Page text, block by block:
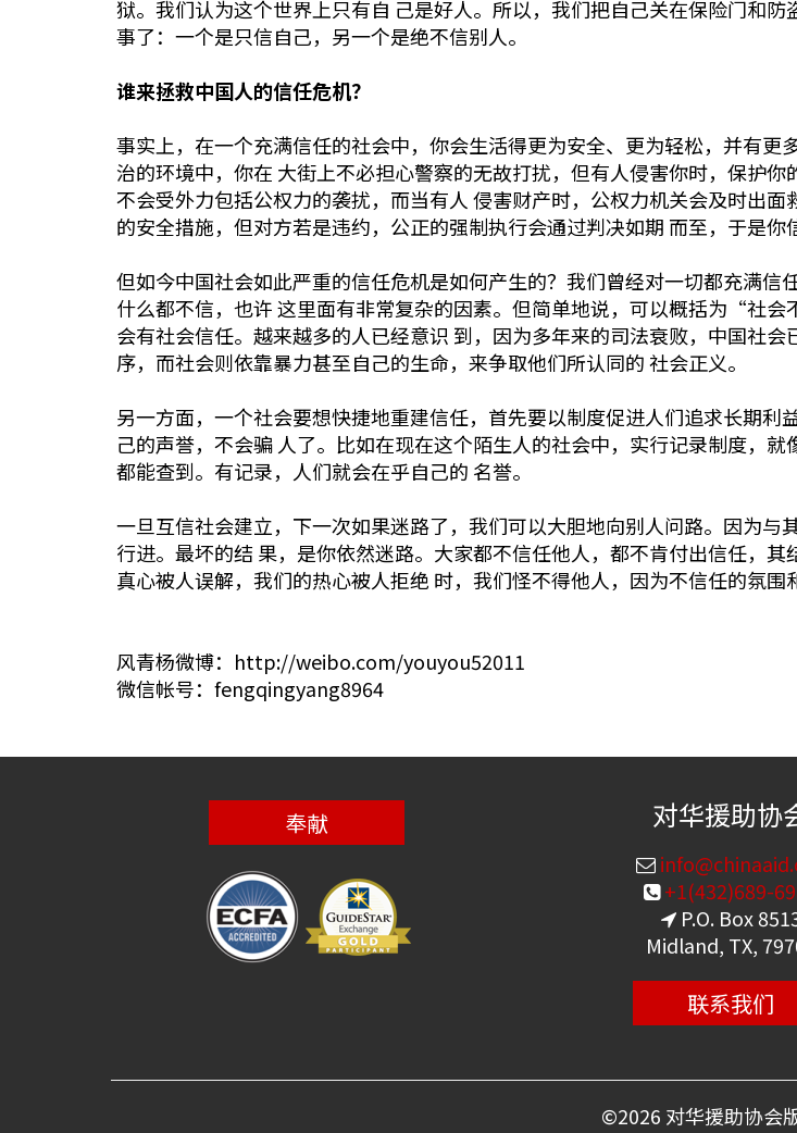
狱。我们认为这个世界上只有自 己是好人。所以，我们把自己关在保险门和
事了：一个是只信自己，另一个是绝不信别人。
谁来拯救中国人的信任危机？
事实上，在一个充满信任的社会中，你会生活得更为安全、更为轻松，并有
治的环境中，你在 大街上不必担心警察的无故打扰，但有人侵害你时，保护
不会受外力包括公权力的袭扰，而当有人 侵害财产时，公权力机关会及时出
的安全措施，但对方若是违约，公正的强制执行会通过判决如期 而至，于是你
但如今中国社会如此严重的信任危机是如何产生的？我们曾经对一切都充满
什么都不信，也许 这里面有非常复杂的因素。但简单地说，可以概括为“社
会有社会信任。越来越多的人已经意识 到，因为多年来的司法衰败，中国社
序，而社会则依靠暴力甚至自己的生命，来争取他们所认同的 社会正义。
另一方面，一个社会要想快捷地重建信任，首先要以制度促进人们追求长期
己的声誉，不会骗 人了。比如在现在这个陌生人的社会中，实行记录制度，
都能查到。有记录，人们就会在乎自己的 名誉。
一旦互信社会建立，下一次如果迷路了，我们可以大胆地向别人问路。因为
行进。最坏的结 果，是你依然迷路。大家都不信任他人，都不肯付出信任，
真心被人误解，我们的热心被人拒绝 时，我们怪不得他人，因为不信任的氛围
风青杨微博：http://weibo.com/youyou52011
微信帐号：fengqingyang8964
奉献 对华援助协
+1(432)689-
P.O. Box
Midland, TX,
联系我们
©2026 对华援助协会